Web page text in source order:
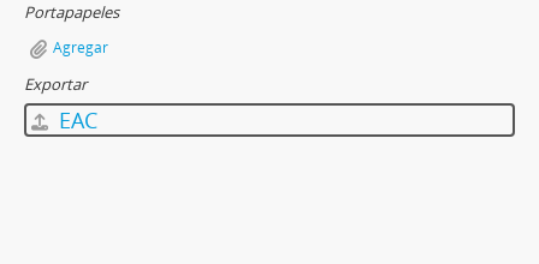
Portapapeles
Agregar
Exportar
EAC